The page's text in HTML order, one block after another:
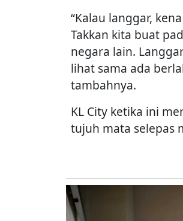
“Kalau langgar,
Takkan kita buat
negara lain.
lihat sama ada
tambahnya.
KL City ketika ini
tujuh mata selepas